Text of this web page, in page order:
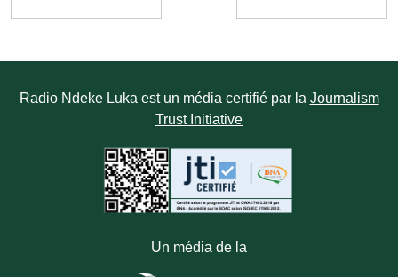
Radio Ndeke Luka est un média certifié par la Journalism
Trust Initiative
Un média de la